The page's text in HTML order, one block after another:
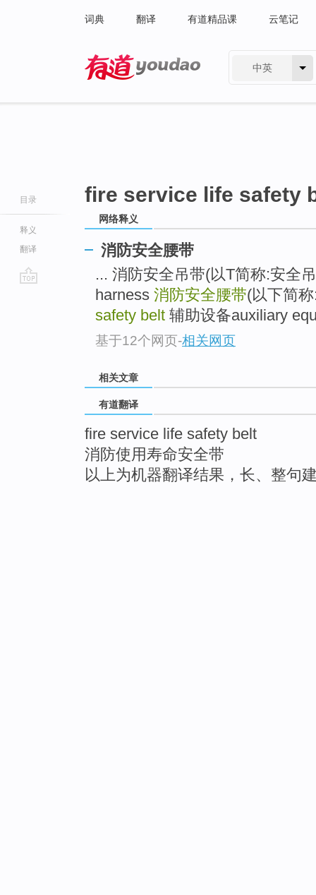
词典 翻译 有道精品课 云笔记
中英
目录
释义
翻译
fire service life safety
网络释义
消防安全腰带
... 消防安全吊带(以T简称:安全
harness 消防安全腰带(以下简
safety belt 辅助设备auxiliary
基于12个网页-相关网页
相关文章
有道翻译
fire service life safety belt
消防使用寿命安全带
以上为机器翻译结果，长、整句